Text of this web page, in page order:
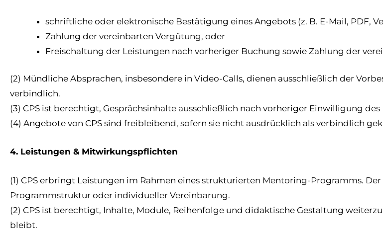
schriftliche oder elektronische Bestätigung eines Angebots (z. B. E-Mail, PDF,
Zahlung der vereinbarten Vergütung, oder
Freischaltung der Leistungen nach vorheriger Buchung sowie Zahlung der
(2) Mündliche Absprachen, insbesondere in Video-Calls, dienen ausschließlich der
verbindlich.
(3) CPS ist berechtigt, Gesprächsinhalte ausschließlich nach vorheriger Einwilligung
(4) Angebote von CPS sind freibleibend, sofern sie nicht ausdrücklich als verbindlich
4. Leistungen & Mitwirkungspflichten
(1) CPS erbringt Leistungen im Rahmen eines strukturierten Mentoring-Programms.
Programmstruktur oder individueller Vereinbarung.
(2) CPS ist berechtigt, Inhalte, Module, Reihenfolge und didaktische Gestaltung
bleibt.